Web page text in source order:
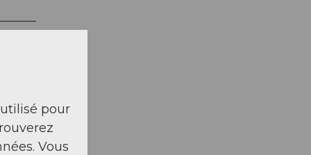
pour
Vous